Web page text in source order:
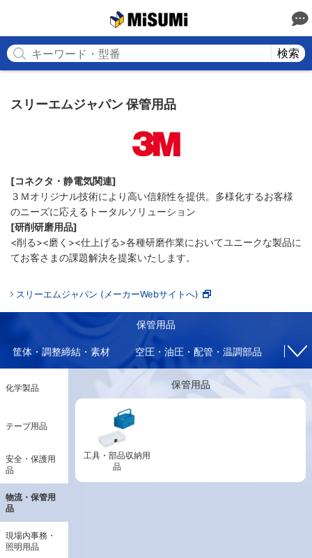
検索
スリーエムジャパン 保管用品
[コネクタ・静電気関連]
３Ｍオリジナル技術により高い信頼性を提供。多様化するお客様
のニーズに応えるトータルソリューション
[研削研磨用品]
<削る><磨く><仕上げる>各種研磨作業においてユニークな製品に
てお客さまの課題解決を提案いたします。
スリーエムジャパン (メーカーWebサイトへ)
保管用品
筐体・調整締結・素材 空圧・油圧・配管・温調部品 電気
化学製品
テープ用品
安全・保護用
品
物流・保管用
品
現場内事務・
照明用品
保管用品
工具・部品収納用
品